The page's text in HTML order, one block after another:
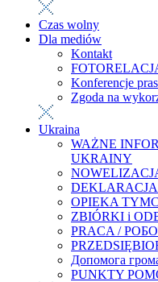
Czas wolny
Dla mediów
Kontakt
Konferencje
Zgoda na
Ukraina
WAŻNE
UKRAINY
OPIEKA
ZBIÓRKI i
PRACA /
Допомога
PUNKTY